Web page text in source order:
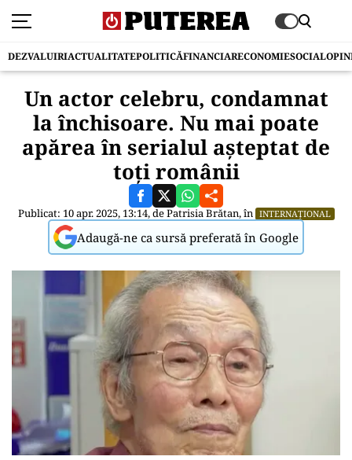
DEZVALUIRIACTUALITATEPOLITICĂFINANCIARECONOMIESOCIAL
Un actor celebru, condamnat
la închisoare. Nu mai poate
apărea în serialul așteptat de
toți românii
Publicat: 10 apr. 2025, 13:14, dePatrisia Brătan, în INTERNAȚIONAL
Adaugă-ne ca sursă preferată în Google